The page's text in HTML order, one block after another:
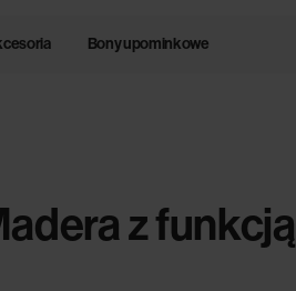
Bony upominkowe
z